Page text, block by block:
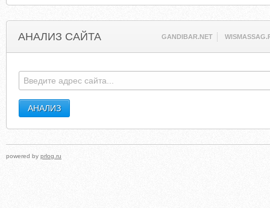
АНАЛИЗ САЙТА GANDIBAR.NET
powered by prlog.ru